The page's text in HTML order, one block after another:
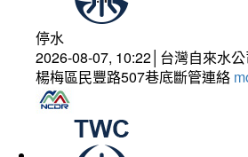
停水
2026-08-07, 10:22│台灣自來水
楊梅區民豐路507巷底斷管連絡